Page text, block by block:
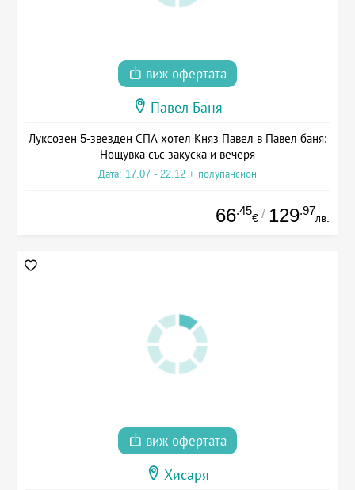
виж офертата
Павел Баня
Луксозен 5-звезден СПА хотел Княз Павел в Павел баня:
Нощувка със закуска и вечеря
Дата: 17.07 - 22.12 + полупансион
66.45
€ / 129.97
лв.
виж офертата
Хисаря